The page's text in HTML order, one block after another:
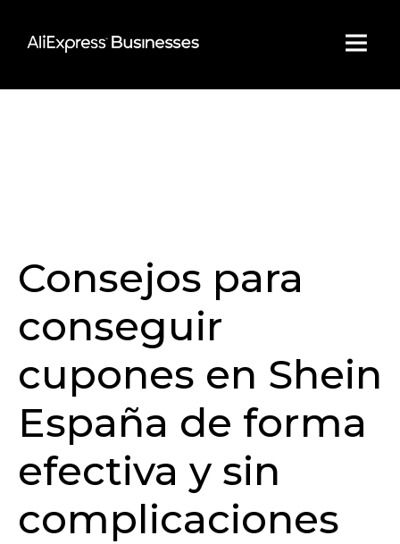
content
Consejos para
conseguir
cupones en Shein
España de forma
efectiva y sin
complicaciones